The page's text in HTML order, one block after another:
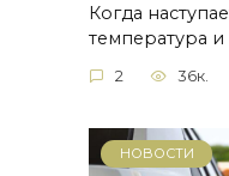
Когда
температура
2 36к.
НОВОСТИ